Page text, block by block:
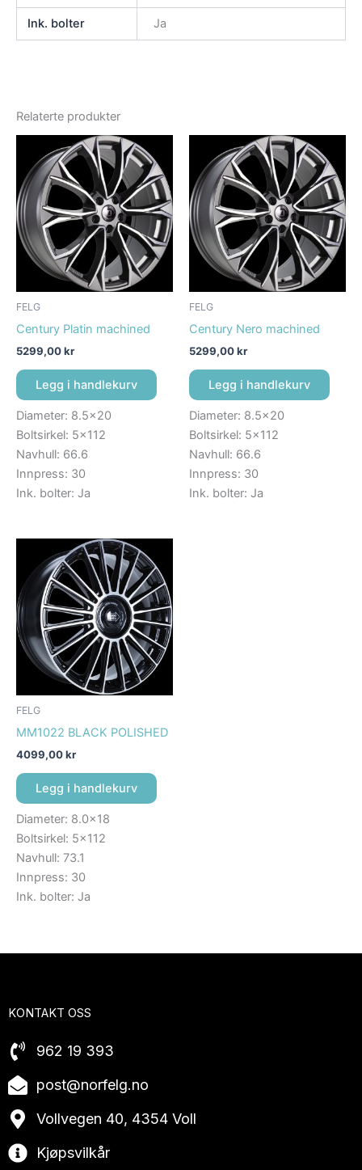
Ink. bolter Ja
Relaterte produkter
FELG
Century Platin machined
5299,00kr
Legg i handlekurv
Diameter: 8.5×20
Boltsirkel: 5×112
Navhull: 66.6
Innpress: 30
Ink. bolter: Ja
FELG
Century Nero machined
5299,00kr
Legg i handlekurv
Diameter: 8.5×20
Boltsirkel: 5×112
Navhull: 66.6
Innpress: 30
Ink. bolter: Ja
FELG
MM1022 BLACK POLISHED
4099,00kr
Legg i handlekurv
Diameter: 8.0×18
Boltsirkel: 5×112
Navhull: 73.1
Innpress: 30
Ink. bolter: Ja
KONTAKT OSS
962 19 393
post@norfelg.no
Vollvegen 40, 4354 Voll
Kjøpsvilkår